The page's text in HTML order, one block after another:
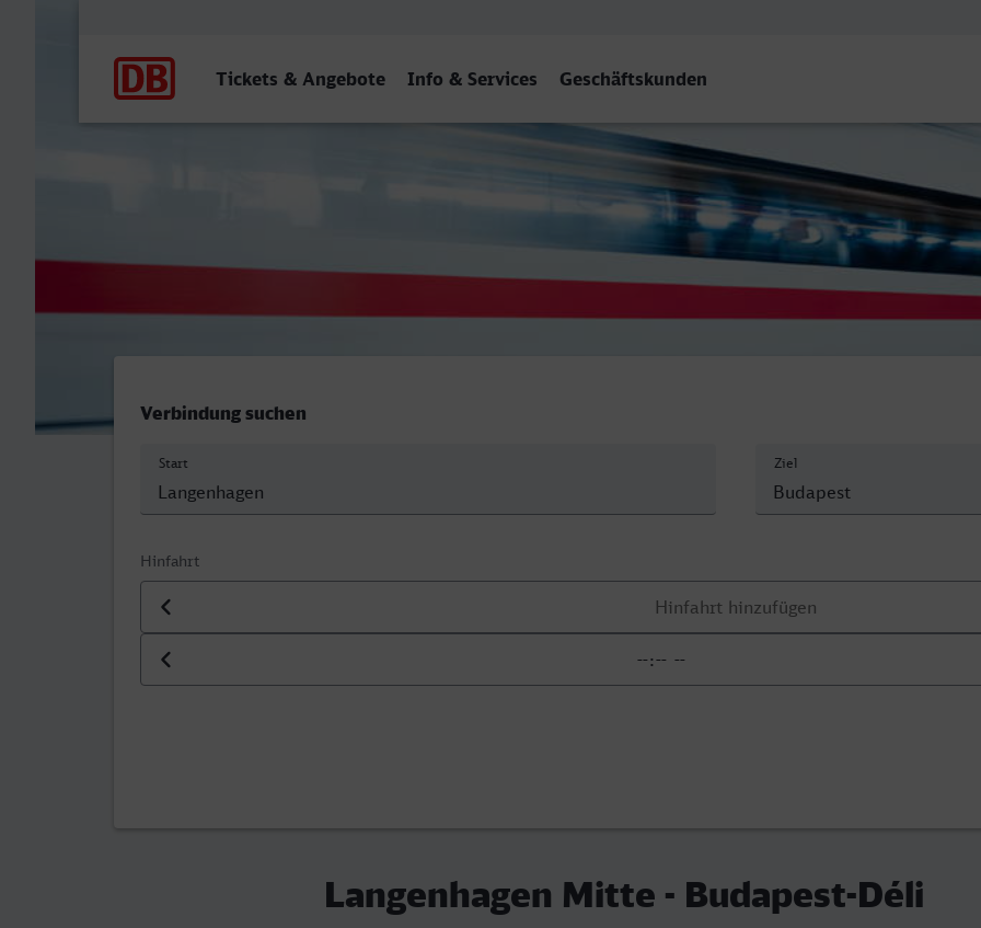
Tickets & Angebote Info & Services Geschäftskunden
Langenhagen Mitte - Budapest-Déli
Verbindung suchen
Start Ziel
Hinfahrt
Datum der Hinfahrt
Uhrzeit der Hinfahrt
Langenhagen Mitte - Budapest-Déli